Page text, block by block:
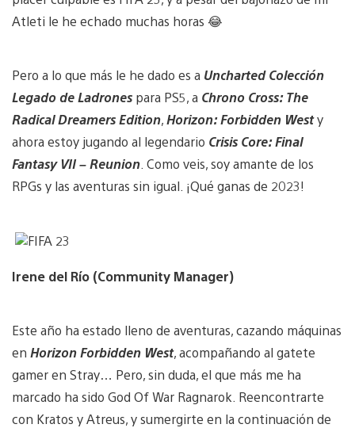
Atleti le he echado muchas horas 😂
Pero a lo que más le he dado es a Uncharted Colección
Legado de Ladrones para PS5, a Chrono Cross: The
Radical Dreamers Edition,Horizon: Forbidden Westy
ahora estoy jugando al legendario Crisis Core: Final
Fantasy VII – Reunion . Como veis, soy amante de los
RPGs y las aventuras sin igual. ¡Qué ganas de 2023!
Irene del Río (Community Manager)
Este año ha estado lleno de aventuras, cazando máquinas
en Horizon Forbidden West, acompañando al gatete
gamer en Stray… Pero, sin duda, el que más me ha
marcado ha sido God Of War Ragnarok. Reencontrarte
con Kratos y Atreus, y sumergirte en la continuación de